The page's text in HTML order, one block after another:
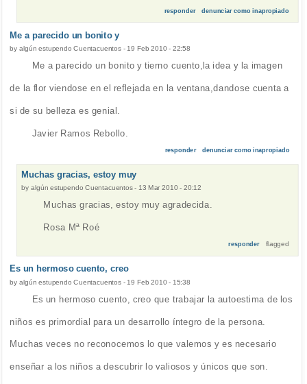
responder denunciar como inapropiado
Me a parecido un bonito y
by algún estupendo Cuentacuentos-19 Feb 2010 - 22:58
Me a parecido un bonito y tierno cuento,la idea y la imagen
de la flor viendose en el reflejada en la ventana,dandose cuenta a
si de su belleza es genial.
Javier Ramos Rebollo.
responder denunciar como inapropiado
Muchas gracias, estoy muy
by algún estupendo Cuentacuentos-13 Mar 2010 - 20:12
Muchas gracias, estoy muy agradecida.
Rosa Mª Roé
responder flagged
Es un hermoso cuento, creo
by algún estupendo Cuentacuentos- 19 Feb 2010 - 15:38
Es un hermoso cuento, creo que trabajar la autoestima de los
niños es primordial para un desarrollo íntegro de la persona.
Muchas veces no reconocemos lo que valemos y es necesario
enseñar a los niños a descubrir lo valiosos y únicos que son.